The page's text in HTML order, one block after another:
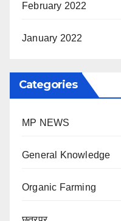
February 2022
January 2022
Categories
MP NEWS
General Knowledge
Organic Farming